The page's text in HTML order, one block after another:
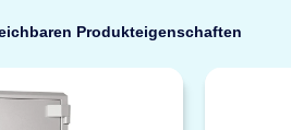
Produkteigenschaften